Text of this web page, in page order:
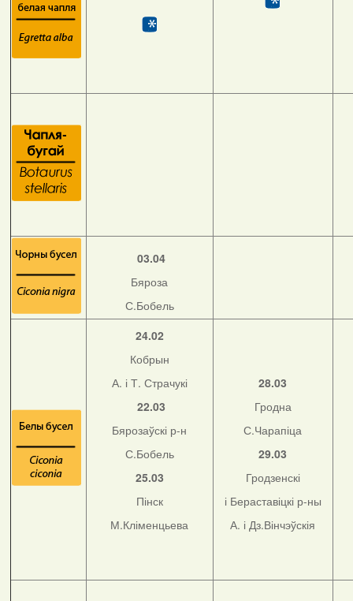
03.04
Бяроза
С.Бобель
24.02
Кобрын
А. і Т. Страчукі
22.03
Бярозаўскі р-н
С.Бобель
25.03
Пінск
М.Кліменцьева
28.03
Гродна
С.Чарапіца
29.03
Гродзенскі
і Бераставіцкі р-ны
А. і Дз.Вінчэўскія